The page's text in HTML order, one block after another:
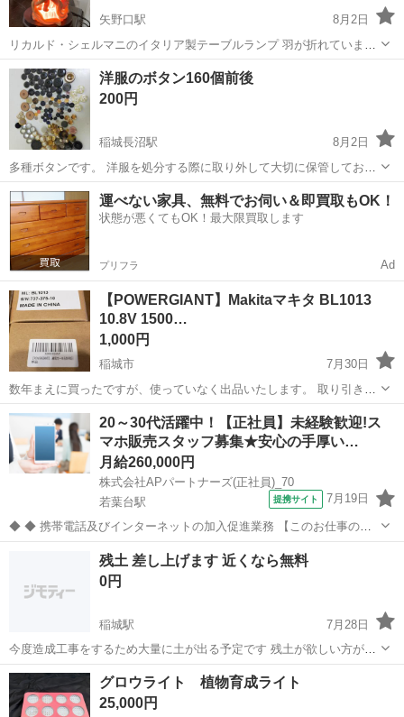
矢野口駅
8月2日
リカルド・シェルマニのイタリア製テーブルランプ 羽が折れています
電装はコードとスイッチは交換済みです 幅145mm 奥行き115mm 高さ
165mm
東京 稲城市 矢野口駅 その他
洋服のボタン160個前後
200円
稲城長沼駅
8月2日
多種ボタンです。 洋服を処分する際に取り外して大切に保管しておき
ました。 手芸好きな方に使って頂けたら嬉しいです。 JR稲城長沼駅
周辺まで取りに来て頂けたら幸いです。
東京 稲城市 稲城長沼駅 その他 洋服
運べない家具、無料でお伺い＆即買取もOK！
状態が悪くてもOK！最大限買取します
プリフラ Ad
【POWERGIANT】Makitaマキタ BL1013
10.8V 1500…
1,000円
稲城市
7月30日
数年まえに買ったですが、使っていなく出品いたします。 取り引きは
ジョイフル稲城店の近くのでお願いします。
東京 稲城市 その他 Makita
20～30代活躍中！【正社員】未経験歓迎!ス
マホ販売スタッフ募集★安心の手厚い…
月給260,000円
株式会社APパートナーズ(正社員)_70
若葉台駅
提携サイト 7月19日
◆ ◆ 携帯電話及びインターネットの加入促進業務 【このお仕事のお
すすめポイント】 ・ゼロからでも始められる充実の研修制度！ ・分か
らないことは先輩スタッフにすぐ聞ける！手厚いサポート体制あり！
・働きやすい環境で長く...
若葉台駅 携帯ショップ
残土 差し上げます 近くなら無料
0円
稲城駅
7月28日
今度造成工事をするため大量に土が出る予定です 残土が欲しい方がい
ましたら無料で差し上げます！
東京 稲城市 稲城駅 その他 残土
グロウライト 植物育成ライト
25,000円